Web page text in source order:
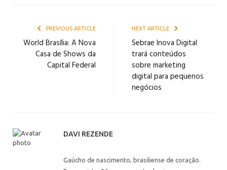
PREVIOUS ARTICLE
World Brasília: A Nova
Casa de Shows da
Capital Federal
NEXT ARTICLE
Sebrae Inova Digital
trará conteúdos
sobre marketing
digital para pequenos
negócios
DAVI REZENDE
Gaúcho de nascimento, brasiliense de coração.